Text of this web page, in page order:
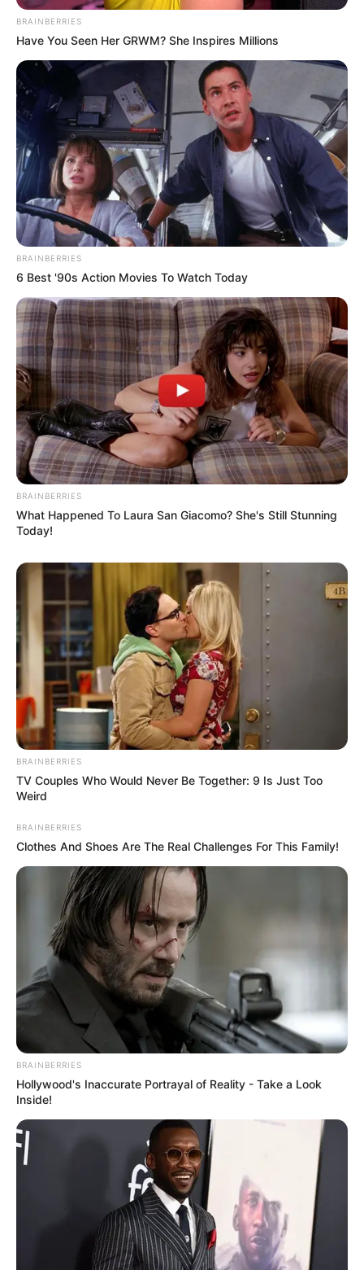
BRAINBERRIES
Have You Seen Her GRWM? She Inspires Millions
BRAINBERRIES
6 Best '90s Action Movies To Watch Today
BRAINBERRIES
What Happened To Laura San Giacomo? She's Still Stunning
Today!
BRAINBERRIES
TV Couples Who Would Never Be Together: 9 Is Just Too
Weird
BRAINBERRIES
Clothes And Shoes Are The Real Challenges For This Family!
BRAINBERRIES
Hollywood's Inaccurate Portrayal of Reality - Take a Look
Inside!